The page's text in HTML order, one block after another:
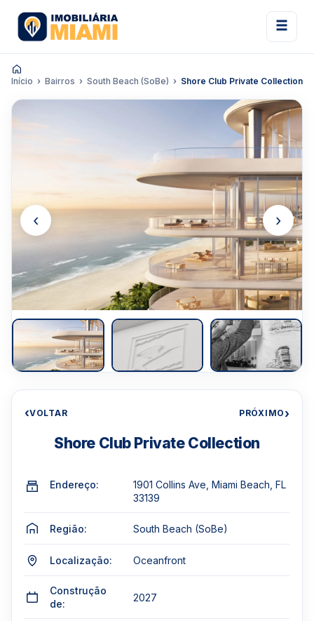
Início Bairros South Beach (SoBe) Shore Club Private Collection
‹ ›
‹VOLTAR PRÓXIMO›
Shore Club Private Collection
Endereço:
1901 Collins Ave, Miami Beach, FL
33139
Região: South Beach (SoBe)
Localização: Oceanfront
Construção
de:
2027